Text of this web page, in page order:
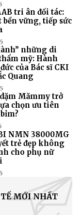
tri ân đối tác:
bền vững, tiếp sức
những di
mỹ: Hành
của Bác sĩ CKI
Quang
Mămmy trở
chọn ưu tiên
NMN 38000MG
trẻ đẹp không
cho phụ nữ
MỚI NHẤT